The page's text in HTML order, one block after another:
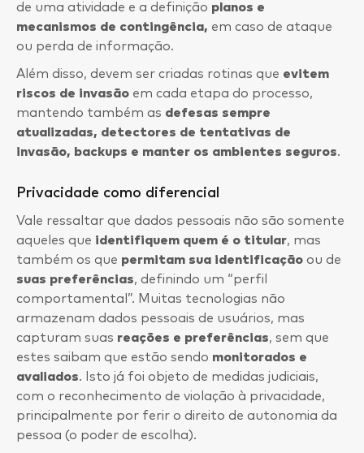
de uma atividade e a definição planos e
mecanismos de contingência, em caso de ataque
ou perda de informação.
Além disso, devem ser criadas rotinas que evitem
riscos de invasão em cada etapa do processo,
mantendo também as defesas sempre
atualizadas, detectores de tentativas de
invasão, backups e manter os ambientes seguros.
Privacidade como diferencial
Vale ressaltar que dados pessoais não são somente
aqueles que identifiquem quem é o titular, mas
também os que permitam sua identificação ou de
suas preferências, definindo um “perfil
comportamental”. Muitas tecnologias não
armazenam dados pessoais de usuários, mas
capturam suas reações e preferências, sem que
estes saibam que estão sendo monitorados e
avaliados. Isto já foi objeto de medidas judiciais,
com o reconhecimento de violação à privacidade,
principalmente por ferir o direito de autonomia da
pessoa (o poder de escolha).